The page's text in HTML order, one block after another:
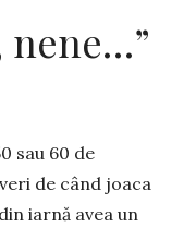
nene…”
sau 60 de
de când joaca
iarnă avea un